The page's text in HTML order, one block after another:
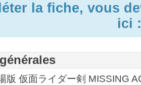
la fiche, vous
ici
版 仮面ライダー剣 MISSING